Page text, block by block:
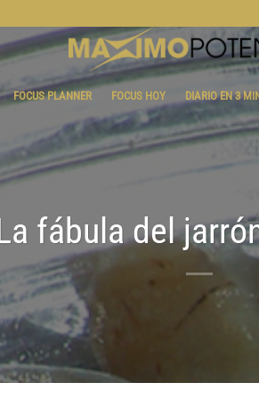
FOCUS PLANNER FOCUS HOY DIARIO EN 3
fábula del